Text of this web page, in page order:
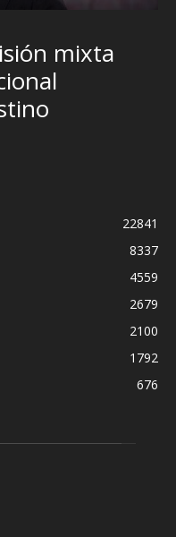
mixta
22841
8337
4559
2679
2100
1792
676